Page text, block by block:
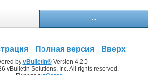
...
Полная версия Вверх
by vBulletin®Version 4.2.0
vBulletin Solutions, Inc. All rights reserved.